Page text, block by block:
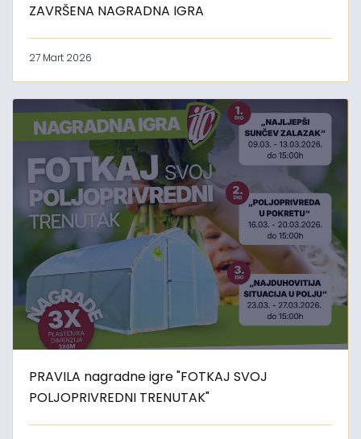
ZAVRŠENA NAGRADNA IGRA
27 Mart 2026
PRAVILA nagradne igre "FOTKAJ SVOJ
POLJOPRIVREDNI TRENUTAK"